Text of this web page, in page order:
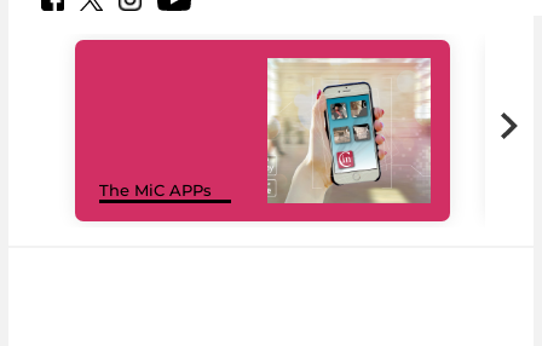
The MiC APPs